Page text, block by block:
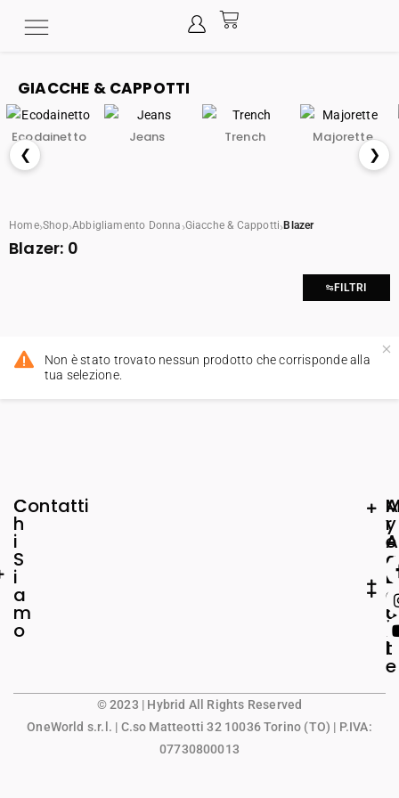
GIACCHE & CAPPOTTI
❮
Ecodainetto Jeans Trench
Majorette
❯
Home›Shop›Abbigliamento Donna ›Giacche & Cappotti›Blazer
Blazer: 0
FILTRI
Non è stato trovato nessun prodotto che corrisponde alla
tua selezione.
C
h
i
S
i
a
m
o
Contatti A
r
e
a
L
e
g
a
l
e
y
A
c
c
o
u
n
t
© 2023 | Hybrid All Rights Reserved
OneWorld s.r.l. | C.so Matteotti 32 10036 Torino (TO) | P.IVA:
07730800013